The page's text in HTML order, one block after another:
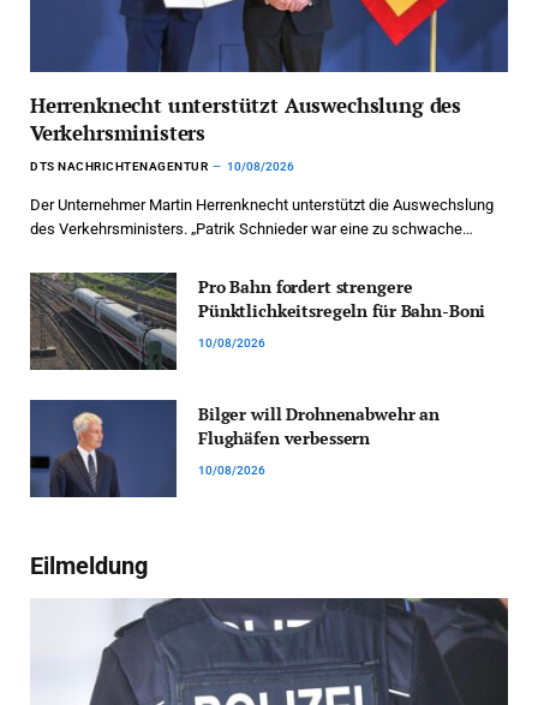
Herrenknecht unterstützt Auswechslung des
Verkehrsministers
DTS NACHRICHTENAGENTUR 10/08/2026
Der Unternehmer Martin Herrenknecht unterstützt die Auswechslung
des Verkehrsministers. „Patrik Schnieder war eine zu schwache…
Pro Bahn fordert strengere
Pünktlichkeitsregeln für Bahn-Boni
10/08/2026
Bilger will Drohnenabwehr an
Flughäfen verbessern
10/08/2026
Eilmeldung